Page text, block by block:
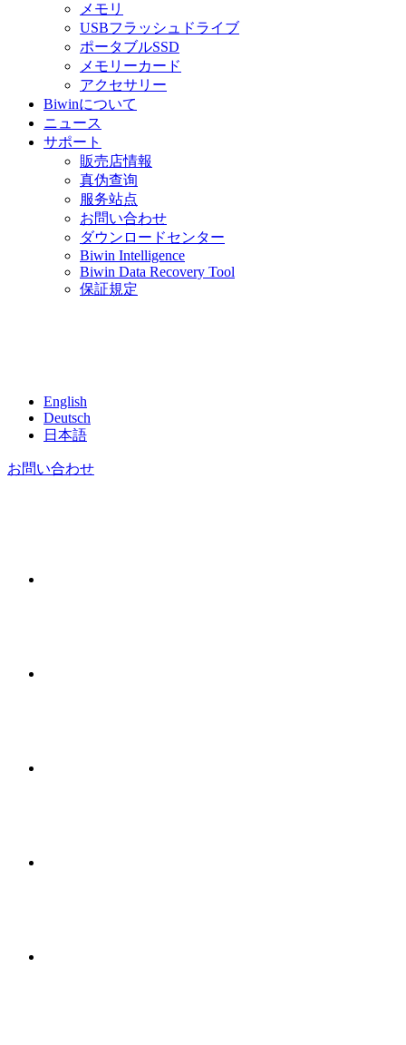
メモリ
USBフラッシュドライブ
ポータブルSSD
メモリーカード
アクセサリー
Biwinについて
ニュース
サポート
販売店情報
真伪查询
服务站点
お問い合わせ
ダウンロードセンター
Biwin Intelligence
Biwin Data Recovery Tool
保証規定
English
Deutsch
日本語
お問い合わせ